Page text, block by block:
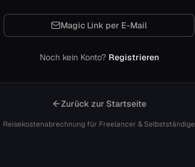
Magic Link per E-Mail
Noch kein Konto? Registrieren
Zurück zur Startseite
Reisekostenabrechnung für Freelancer & Selbstständige